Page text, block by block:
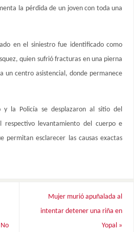
la pérdida de un joven con toda una
en el siniestro fue identificado como
quien sufrió fracturas en una pierna
un centro asistencial, donde permanece
y la Policía se desplazaron al sitio del
respectivo levantamiento del cuerpo e
permitan esclarecer las causas exactas
Mujer murió apuñalada al
intentar detener una riña en
Yopal »